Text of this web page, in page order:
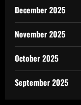
December 2025
November 2025
October 2025
September 2025